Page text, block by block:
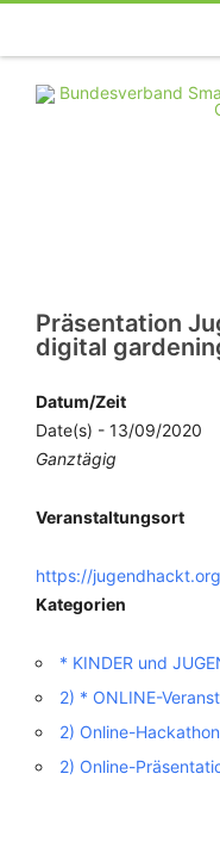
Präsentation
digital
Datum/Zeit
Date(s) - 13/09/2020
Ganztägig
Veranstaltungsort
https://
Kategorien
* KINDER und
2) * ONLINE-
2) Online-Hackathon
2) Online-